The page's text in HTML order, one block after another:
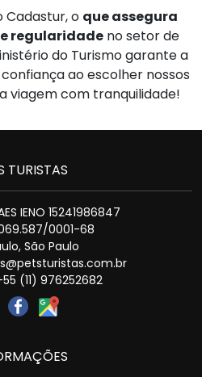
Cadastur, o que assegura
regularidade no setor de
do Turismo garante a
ao escolher nossos
viagem com tranquilidade!
TURISTAS
IENO 15241986847
0001-68
São Paulo
(11) 976252682